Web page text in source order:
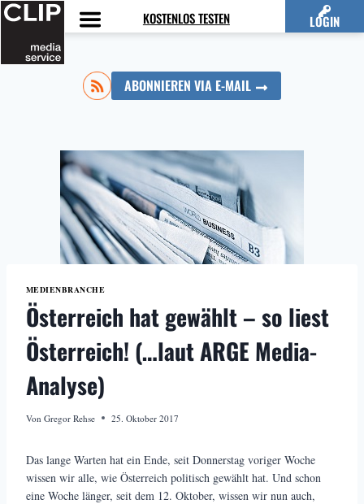
Zum
Inhalt
springen
KOSTENLOS TESTEN LOGIN
ABONNIEREN VIA E-MAIL
MEDIENBRANCHE
Österreich hat gewählt – so liest
Österreich! (…laut ARGE Media-
Analyse)
Von Gregor Rehse 25. Oktober 2017
Das lange Warten hat ein Ende, seit Donnerstag voriger Woche
wissen wir alle, wie Österreich politisch gewählt hat. Und schon
eine Woche länger, seit dem 12. Oktober, wissen wir nun auch,